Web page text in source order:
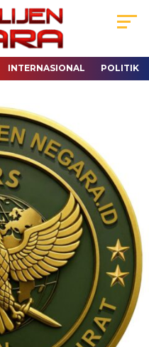
INTERNASIONAL POLITIK